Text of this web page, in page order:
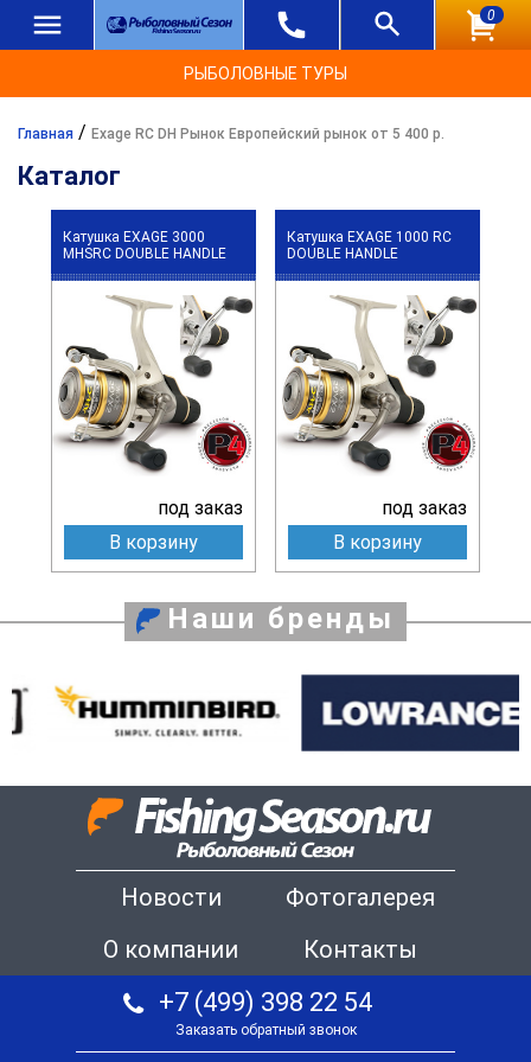
0
РЫБОЛОВНЫЕ ТУРЫ
Главная / Exage RC DH Рынок Европейский рынок от 5 400 р.
Каталог
Катушка EXAGE 3000
MHSRC DOUBLE HANDLE
под заказ
В корзину
Катушка EXAGE 1000 RC
DOUBLE HANDLE
под заказ
В корзину
Наши бренды
Новости
Фотогалерея
О компании
Контакты
+7 (499) 398 22 54
Заказать обратный звонок